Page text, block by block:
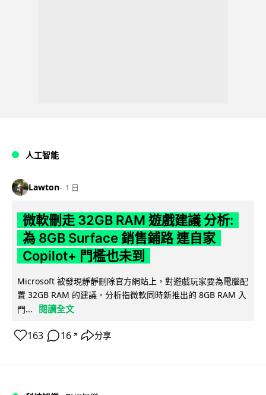
人工智能
Lawton 1 日
微軟刪走 32GB RAM 遊戲建議 分析:
為 8GB Surface 銷售鋪路 連自家
Copilot+ 門檻也未到
Microsoft 被發現靜靜刪除官方網站上，對遊戲玩家要為電腦配
置 32GB RAM 的建議。分析指微軟同時新推出的 8GB RAM 入
門...
閱讀全文
163 16 ↗ 分享